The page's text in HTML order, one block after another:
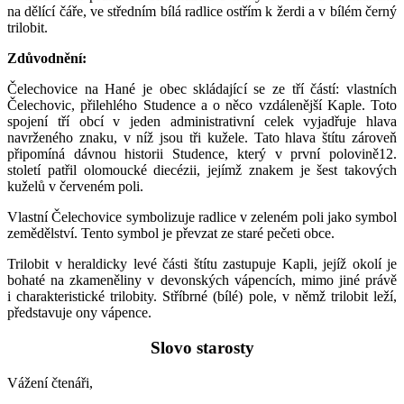
na dělící čáře, ve středním bílá radlice ostřím k žerdi a v bílém černý
trilobit.
Zdůvodnění:
Čelechovice na Hané je obec skládající se ze tří částí: vlastních
Čelechovic, přilehlého Studence a o něco vzdálenější Kaple. Toto
spojení tří obcí v jeden administrativní celek vyjadřuje hlava
navrženého znaku, v níž jsou tři kužele. Tato hlava štítu zároveň
připomíná dávnou historii Studence, který v první polovině12.
století patřil olomoucké diecézii, jejímž znakem je šest takových
kuželů v červeném poli.
Vlastní Čelechovice symbolizuje radlice v zeleném poli jako symbol
zemědělství. Tento symbol je převzat ze staré pečeti obce.
Trilobit v heraldicky levé části štítu zastupuje Kapli, jejíž okolí je
bohaté na zkameněliny v devonských vápencích, mimo jiné právě
i charakteristické trilobity. Stříbrné (bílé) pole, v němž trilobit leží,
představuje ony vápence.
Slovo starosty
Vážení čtenáři,